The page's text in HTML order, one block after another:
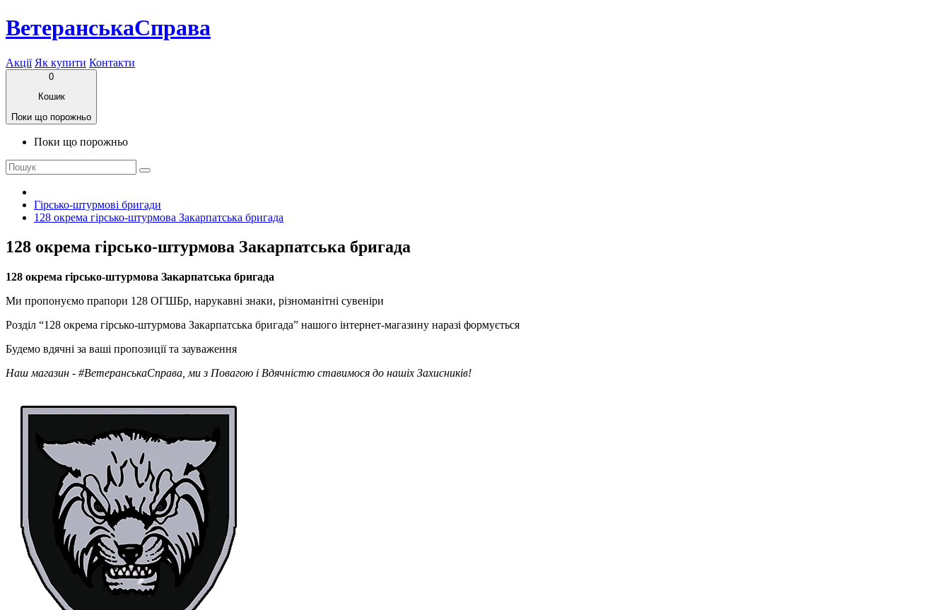
ВетеранськаСправа
Акції Як купити Контакти
0
Кошик
Поки що порожньо
Поки що порожньо
Гірсько-штурмові бригади
128 окрема гірсько-штурмова Закарпатська бригада
128 окрема гірсько-штурмова Закарпатська бригада
128 окрема гірсько-штурмова Закарпатська бригада
Ми пропонуємо прапори 128 ОГШБр, нарукавні знаки, різноманітні сувеніри
Розділ “128 окрема гірсько-штурмова Закарпатська бригада” нашого інтернет-магазину наразі формується
Будемо вдячні за ваші пропозиції та зауваження
Наш магазин - #ВетеранськаСправа, ми з Повагою і Вдячністю ставимося до нашіх Захисників!